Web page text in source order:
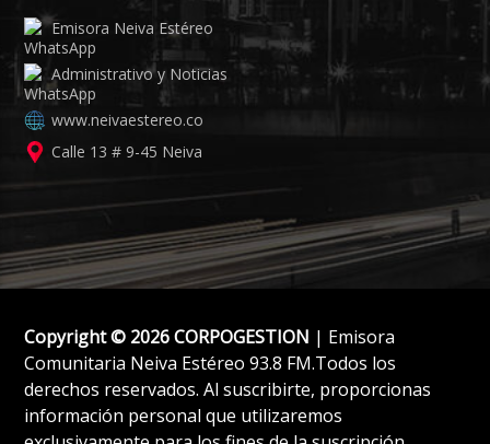
Emisora Neiva Estéreo
Administrativo y Noticias
www.neivaestereo.co
Calle 13 # 9-45 Neiva
Copyright © 2026 CORPOGESTION | Emisora
Comunitaria Neiva Estéreo 93.8 FM.Todos los
derechos reservados. Al suscribirte, proporcionas
información personal que utilizaremos